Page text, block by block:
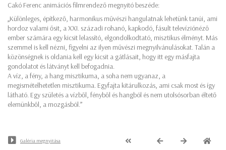
Cakó Ferenc animációs filmrendező megnyitó beszéde:
„Különleges, építkező, harmonikus művészi hangulatnak lehetünk tanúi, ami
hordoz valami ősit, a XXI. századi rohanó, kapkodó, fásult televíziónéző
ember számára egy kicsit lelassító, elgondolkodtató, misztikus élményt. Más
szemmel is kell nézni, figyelni az ilyen művészi megnyilvánulásokat. Talán a
közönségnek is oldania kell egy kicsit a gátlásait, hogy itt egy másfajta
gondolatot és látványt kell befogadnia.
A víz, a fény, a hang misztikuma, a soha nem ugyanaz, a
megismételhetetlen misztikuma. Egyfajta kitárulkozás, ami csak most és így
látható. Egy születés a vízből, fényből és hangból és nem utolsósorban éltető
elemünkből, a mozgásból.”
Galéria megnyitása